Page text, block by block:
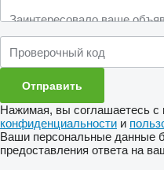
Нажимая, вы соглашаетесь с
конфиденциальности и
Ваши персональные данные
предоставления ответа на